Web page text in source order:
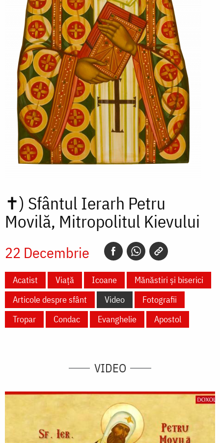
✝) Sfântul Ierarh Petru
Movilă, Mitropolitul Kievului
22 Decembrie
Acatist Viață Icoane
Mănăstiri și biserici
Articole despre sfânt
Video
Fotografii
Tropar
Condac Evanghelie Apostol
VIDEO